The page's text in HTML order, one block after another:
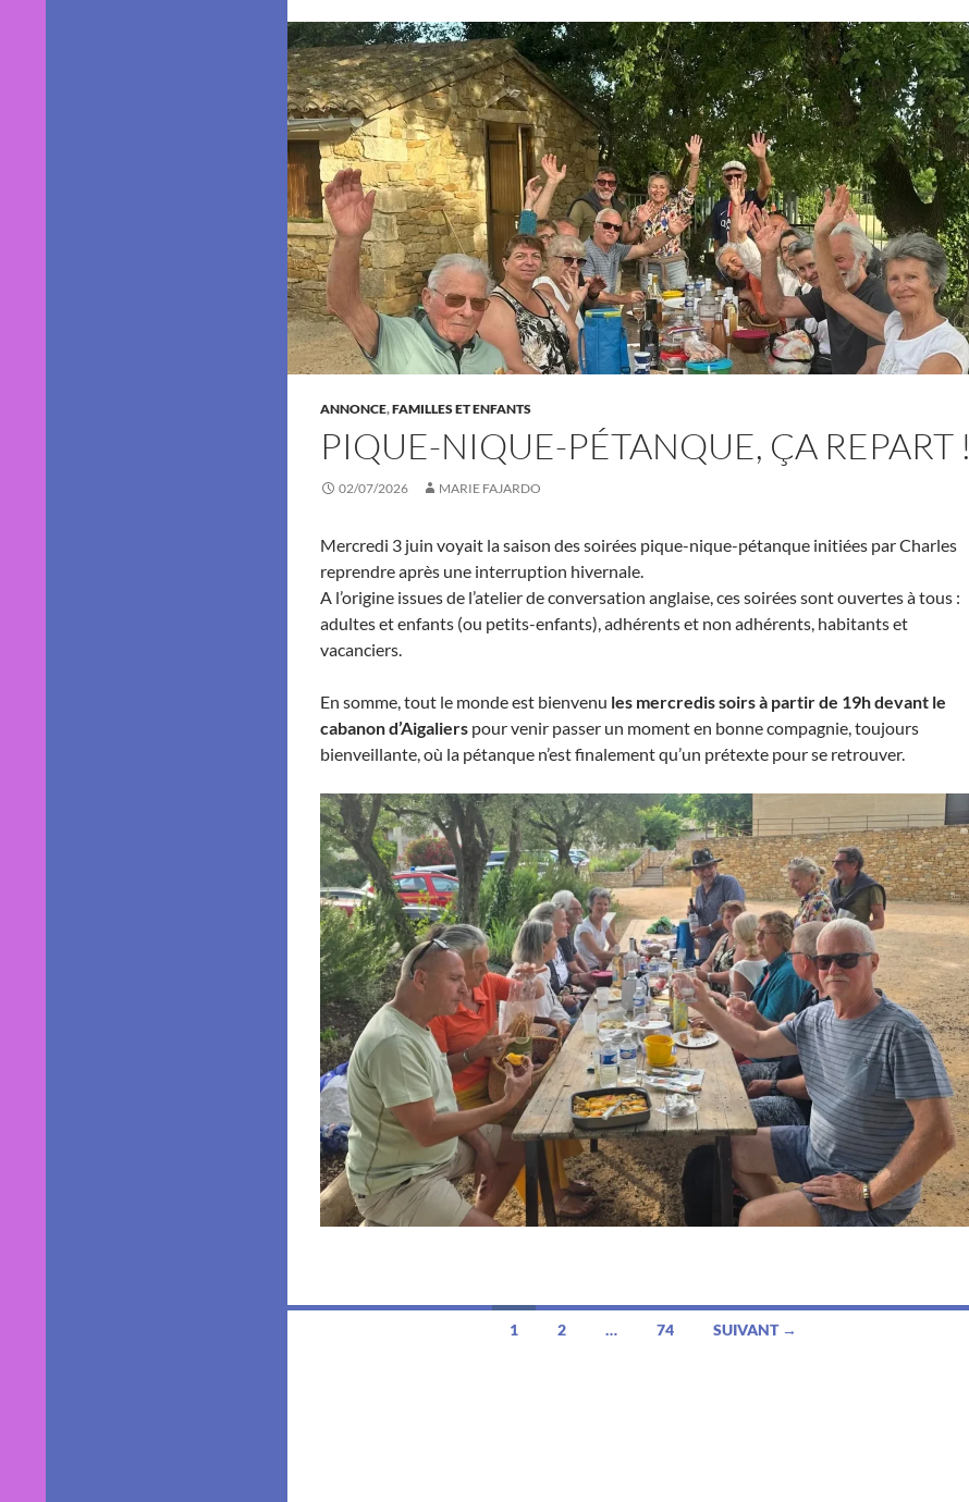
ANNONCE,FAMILLES ET ENFANTS
PIQUE-NIQUE-PÉTANQUE, ÇA REPART !
02/07/2026 MARIE FAJARDO
Mercredi 3 juin voyait la saison des soirées pique-nique-pétanque initiées par Charles
reprendre après une interruption hivernale.
A l’origine issues de l’atelier de conversation anglaise, ces soirées sont ouvertes à tous :
adultes et enfants (ou petits-enfants), adhérents et non adhérents, habitants et
vacanciers.
En somme, tout le monde est bienvenu les mercredis soirs à partir de 19h devant le
cabanon d’Aigaliers pour venir passer un moment en bonne compagnie, toujours
bienveillante, où la pétanque n’est finalement qu’un prétexte pour se retrouver.
1 2 … 74 SUIVANT →